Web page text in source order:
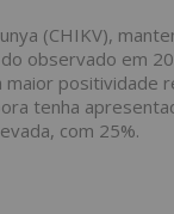
(CHIKV),
observado em
maior positividade
tenha
com 25%.